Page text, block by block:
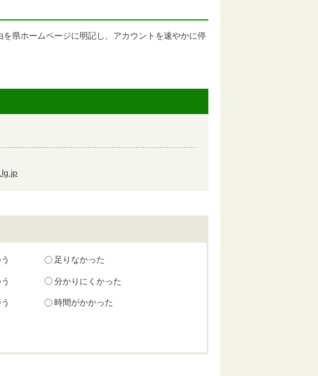
県ホームページに明記し、アカウントを速やかに停
足りなかった
分かりにくかった
時間がかかった